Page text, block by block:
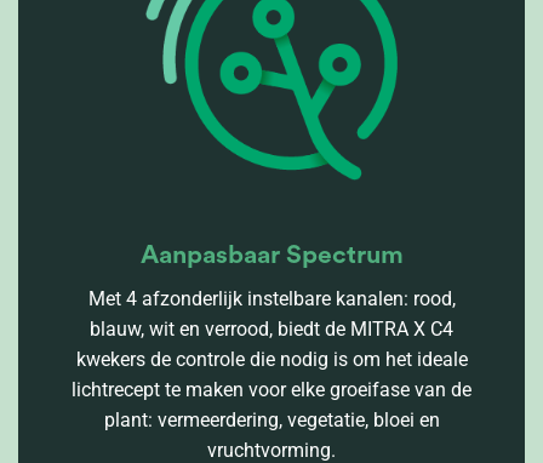
Aanpasbaar Spectrum
Met 4 afzonderlijk instelbare kanalen: rood,
blauw, wit en verrood, biedt de MITRA X C4
kwekers de controle die nodig is om het ideale
lichtrecept te maken voor elke groeifase van de
plant: vermeerdering, vegetatie, bloei en
vruchtvorming.